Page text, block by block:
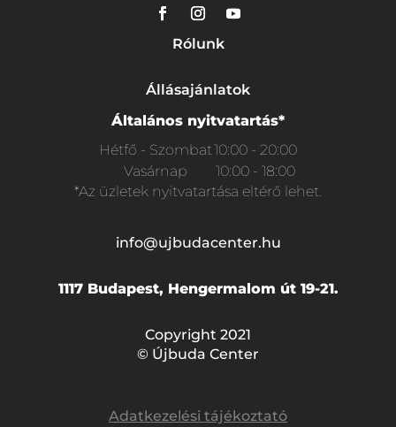
Rólunk
Állásajánlatok
Általános nyitvatartás*
Hétfő - Szombat10:00 - 20:00
Vasárnap
10:00 - 18:00
*Az üzletek nyitvatartása eltérő lehet.
info@ujbudacenter.hu
1117 Budapest, Hengermalom út 19-21.
Copyright 2021
© Újbuda Center
Adatkezelési tájékoztató